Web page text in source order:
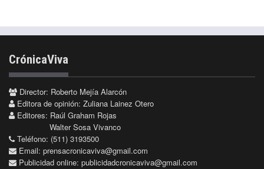
CrónicaViva
Director: Roberto Mejía Alarcón
Editora de opinión: Zuliana Lainez Otero
Editores: Raúl Graham Rojas
Walter Sosa Vivanco
Teléfono: (511) 3193500
Email: prensacronicaviva@gmail.com
Publicidad online: publicidadcronicaviva@gmail.com